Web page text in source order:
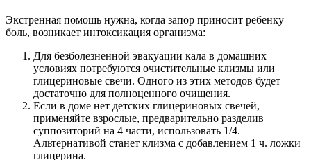
Экстренная помощь нужна, когда запор приносит ребенку
боль, возникает интоксикация организма:
Для безболезненной эвакуации кала в домашних
условиях потребуются очистительные клизмы или
глицериновые свечи. Одного из этих методов будет
достаточно для полноценного очищения.
Если в доме нет детских глицериновых свечей,
применяйте взрослые, предварительно разделив
суппозиторий на 4 части, использовать 1/4.
Альтернативой станет клизма с добавлением 1 ч. ложки
глицерина.